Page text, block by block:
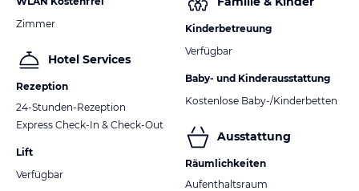
Zimmer
Hotel Services
Rezeption
24-Stunden-Rezeption
Express Check-In & Check-Out
Lift
Verfügbar
Kinderbetreuung
Verfügbar
Baby- und Kinderausstattung
Kostenlose Baby-/Kinderbetten
Ausstattung
Räumlichkeiten
Aufenthaltsraum